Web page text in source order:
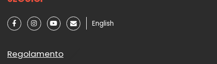
English
Regolamento